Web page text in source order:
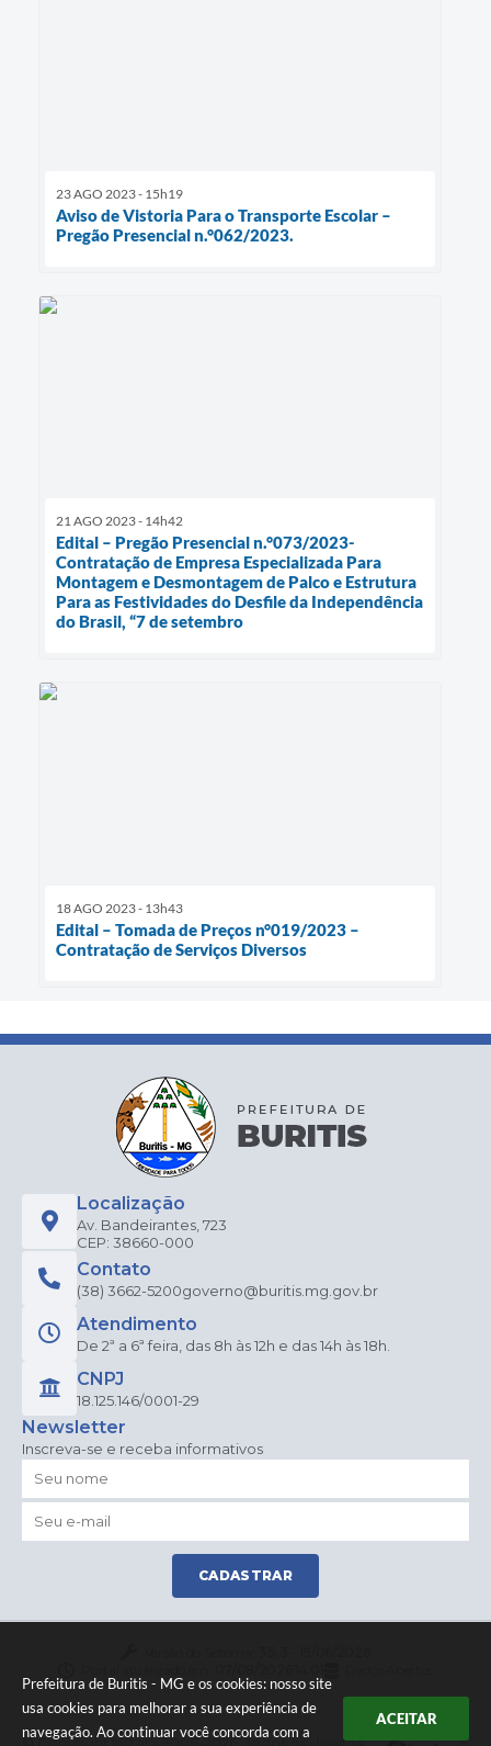
Prefeitura de Buritis - MG e os cookies: nosso site
usa cookies para melhorar a sua experiência de
navegação. Ao continuar você concorda com a
ACEITAR
23 AGO 2023 - 15h19
Aviso de Vistoria Para o Transporte Escolar –
Pregão Presencial n.°062/2023.
21 AGO 2023 - 14h42
Edital – Pregão Presencial n.°073/2023-
Contratação de Empresa Especializada Para
Montagem e Desmontagem de Palco e Estrutura
Para as Festividades do Desfile da Independência
do Brasil, “7 de setembro
18 AGO 2023 - 13h43
Edital – Tomada de Preços n°019/2023 –
Contratação de Serviços Diversos
Localização
Av. Bandeirantes, 723
CEP: 38660-000
Contato
(38) 3662-5200governo@buritis.mg.gov.br
Atendimento
De 2ª a 6ª feira, das 8h às 12h e das 14h às 18h.
CNPJ
18.125.146/0001-29
Newsletter
Inscreva-se e receba informativos
CADASTRAR
© Copyright Instar - 2006-2026. Todos os direitos